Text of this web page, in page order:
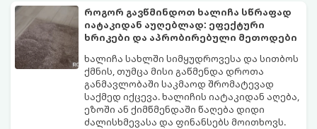
სასიამოვნო სიგრილე სპეციალური
ტექნიკის გარეშეც.
გთავაზობთ 10 საუკეთესო და
ხელმისაწვდომ მეთოდს:
როგორ გავწმინდოთ ხალიჩა სწრაფად
იატაკიდან აუღებლად: ეფექტური
ხრიკები და აპრობირებული მეთოდები
ხალიჩა სახლში სიმყუდროვესა და სითბოს
ქმნის, თუმცა მისი გაწმენდა დროთა
განმავლობაში საკმაოდ შრომატევად
საქმედ იქცევა. ხალიჩის იატაკიდან აღება,
ეზოში ან ქიმწმენდაში წაღება დიდი
ძალისხმევასა და ფინანსებს მოითხოვს.